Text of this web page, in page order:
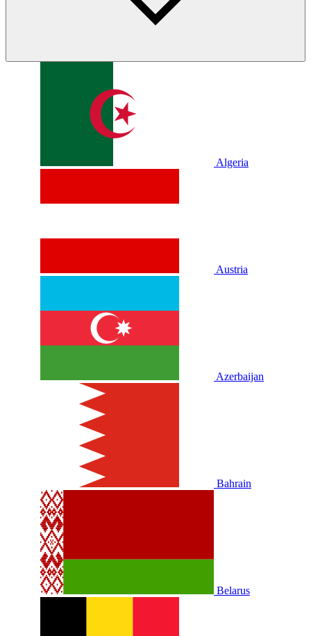
Algeria
Austria
Azerbaijan
Bahrain
Belarus